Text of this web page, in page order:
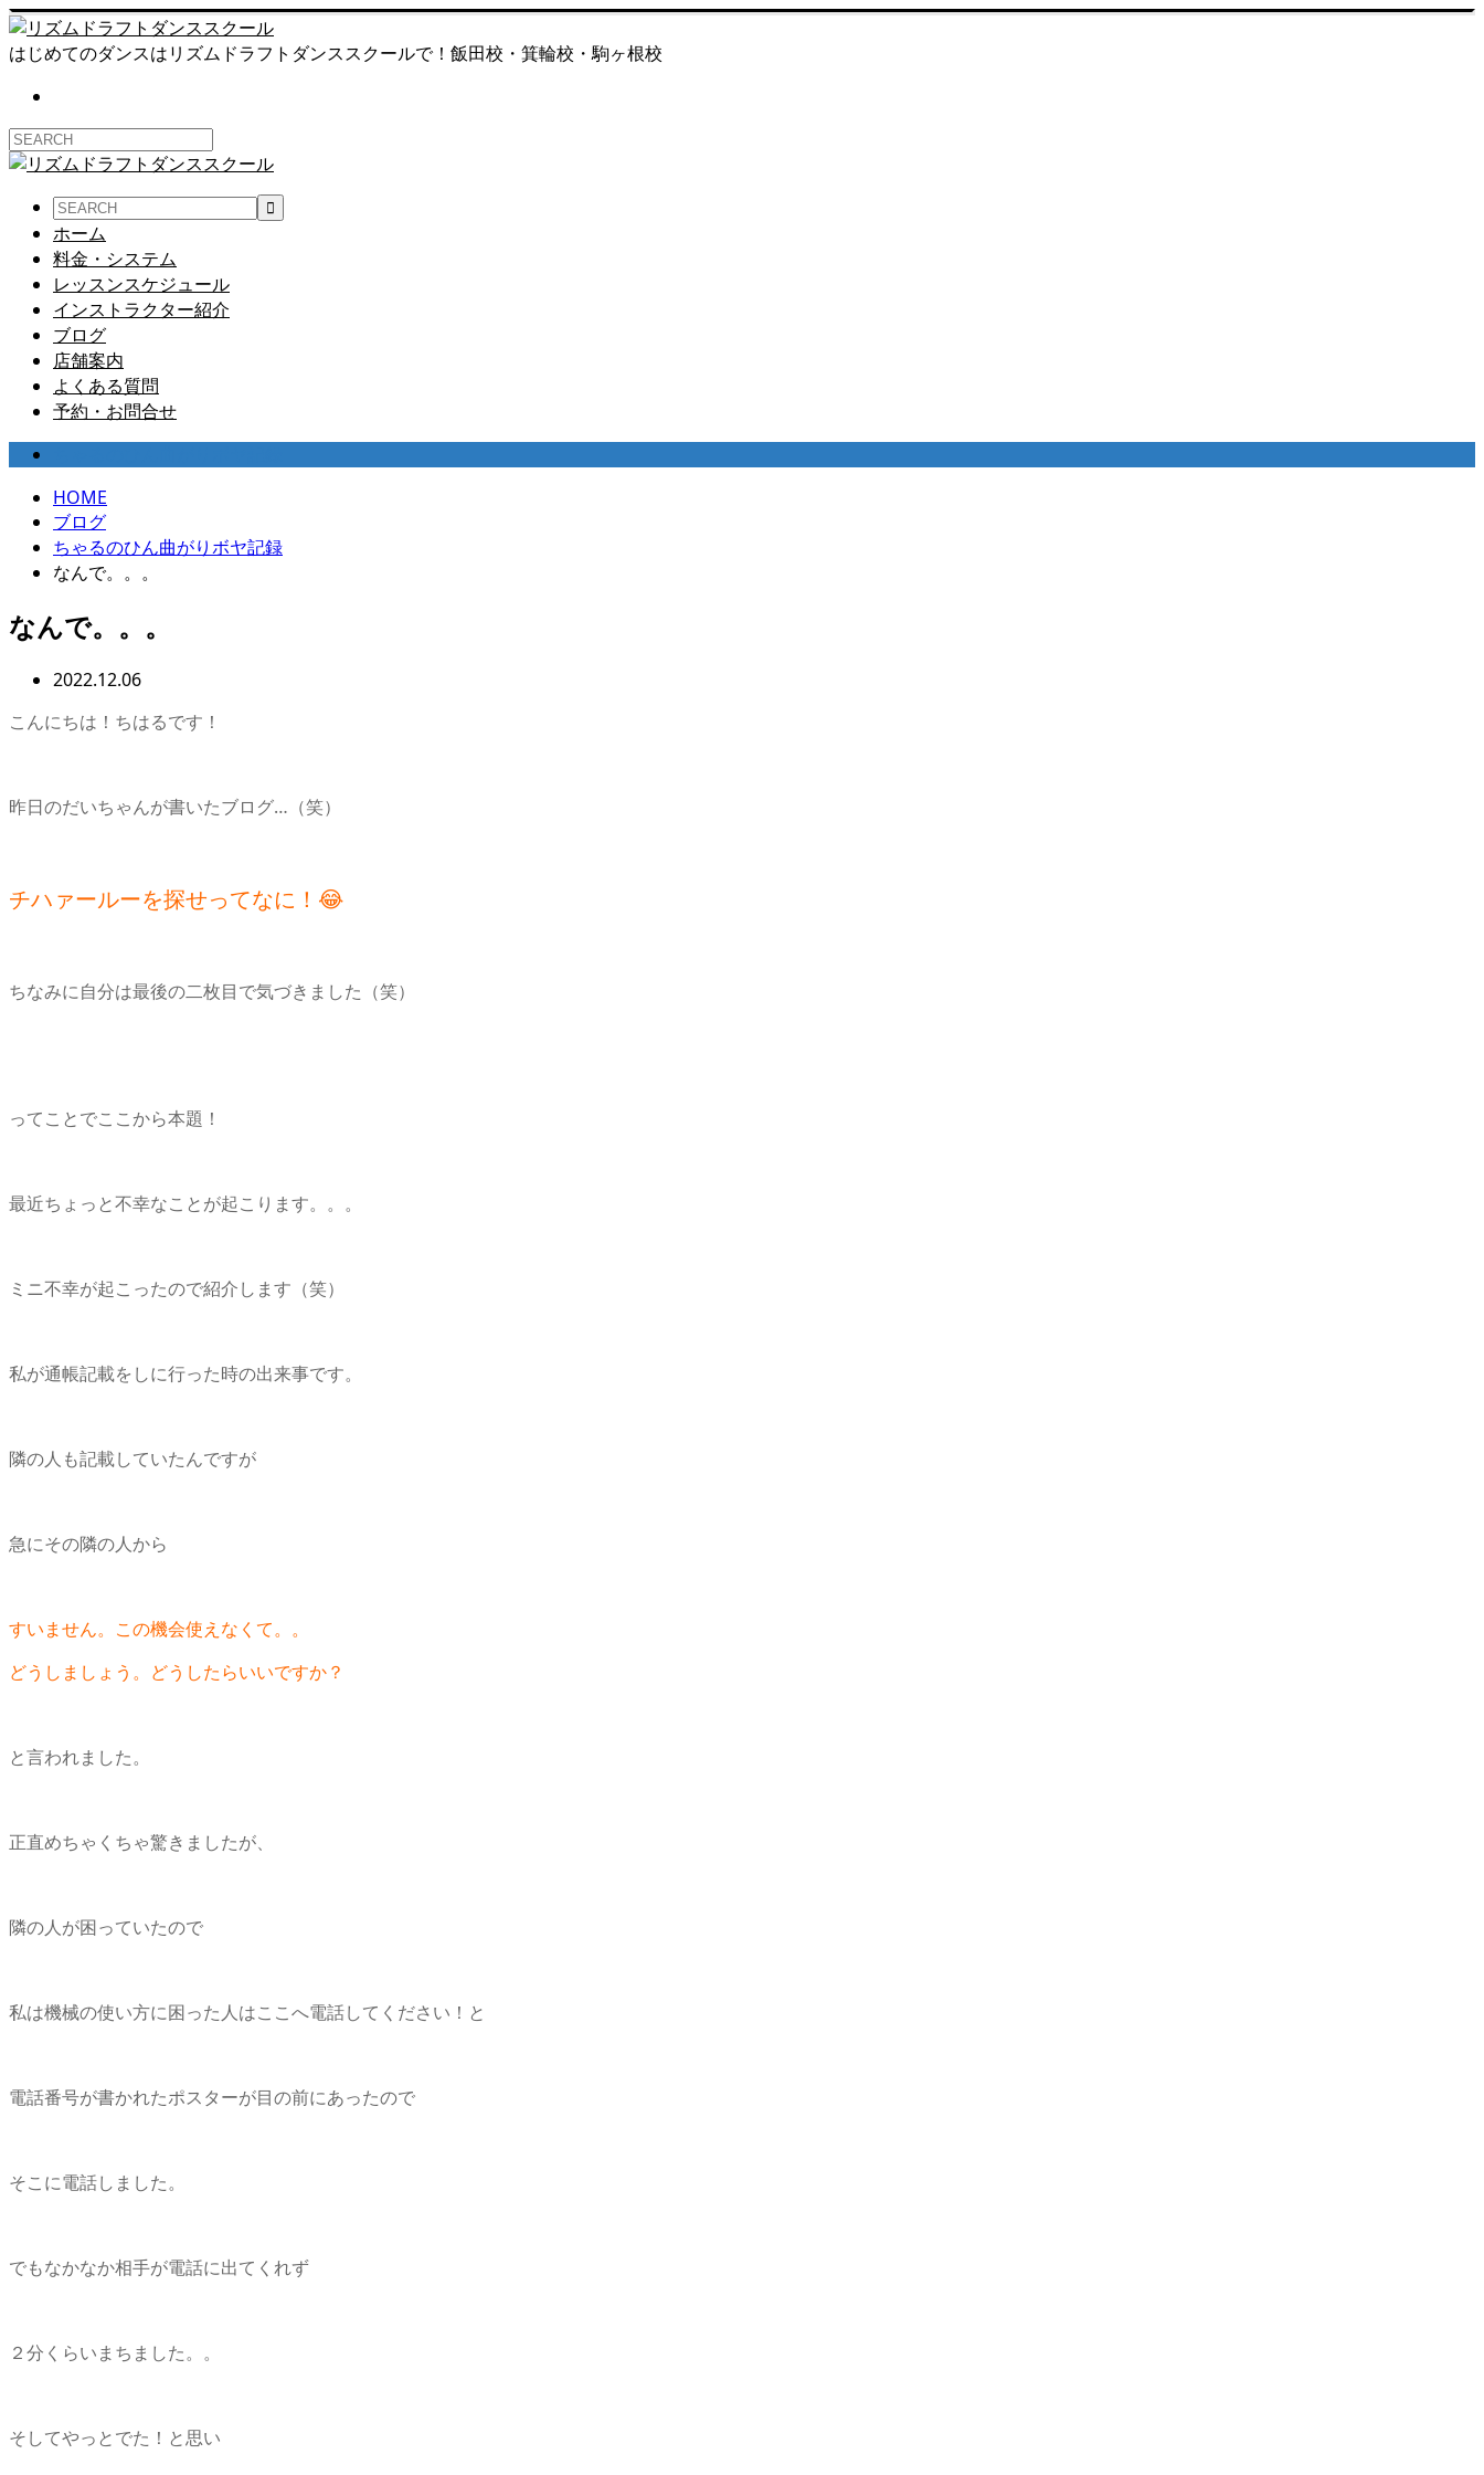
はじめてのダンスはリズムドラフトダンススクールで！飯田校・箕輪校・駒ヶ根校
ホーム
料金・システム
レッスンスケジュール
インストラクター紹介
ブログ
店舗案内
よくある質問
予約・お問合せ
HOME
ブログ
ちゃるのひん曲がりボヤ記録
なんで。。。
なんで。。。
2022.12.06
こんにちは！ちはるです！
昨日のだいちゃんが書いたブログ…（笑）
チハァールーを探せってなに！😂
ちなみに自分は最後の二枚目で気づきました（笑）
ってことでここから本題！
最近ちょっと不幸なことが起こります。。。
ミニ不幸が起こったので紹介します（笑）
私が通帳記載をしに行った時の出来事です。
隣の人も記載していたんですが
急にその隣の人から
すいません。この機会使えなくて。。
どうしましょう。どうしたらいいですか？
と言われました。
正直めちゃくちゃ驚きましたが、
隣の人が困っていたので
私は機械の使い方に困った人はここへ電話してください！と
電話番号が書かれたポスターが目の前にあったので
そこに電話しました。
でもなかなか相手が電話に出てくれず
２分くらいまちました。。
そしてやっとでた！と思い